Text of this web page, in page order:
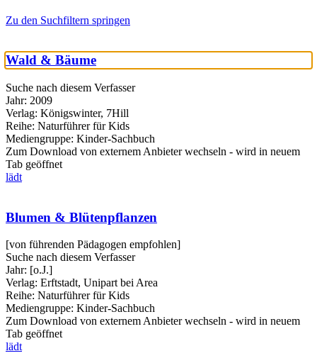
Zu den Suchfiltern springen
Wald & Bäume
Suche nach diesem Verfasser
Jahr: 2009
Verlag: Königswinter, 7Hill
Reihe: Naturführer für Kids
Mediengruppe: Kinder-Sachbuch
Zum Download von externem Anbieter wechseln - wird in neuem
Tab geöffnet
lädt
Blumen & Blütenpflanzen
[von führenden Pädagogen empfohlen]
Suche nach diesem Verfasser
Jahr: [o.J.]
Verlag: Erftstadt, Unipart bei Area
Reihe: Naturführer für Kids
Mediengruppe: Kinder-Sachbuch
Zum Download von externem Anbieter wechseln - wird in neuem
Tab geöffnet
lädt